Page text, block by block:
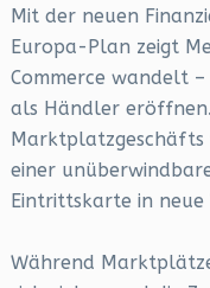
Mit der neuen
Europa-Plan zeigt
Commerce wandelt
als Händler
einer
Eintrittskarte in neue
Während